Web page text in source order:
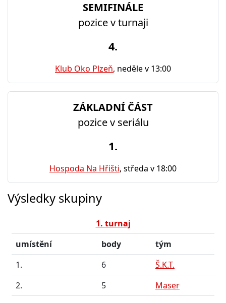
SEMIFINÁLE
pozice v turnaji
4.
Klub Oko Plzeň, neděle v 13:00
ZÁKLADNÍ ČÁST
pozice v seriálu
1.
Hospoda Na Hřišti, středa v 18:00
Výsledky skupiny
1. turnaj
umístění
body
tým
1.
6
Š.K.T.
2.
5 Maser